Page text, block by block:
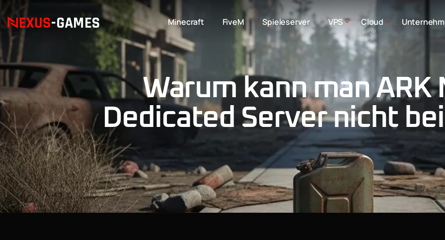
Minecraft FiveM Spieleserver VPS Cloud
Warum kann man ARK
Dedicated Server nicht